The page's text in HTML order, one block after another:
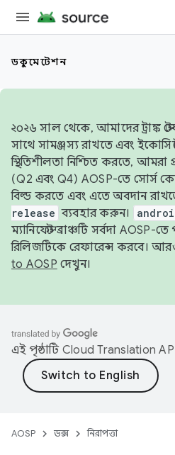
ডকুমেন্টেশন
২০২৬ সাল থেকে, আমাদের ট্রাঙ্ক
সাথে সামঞ্জস্য রাখতে এবং
স্থিতিশীলতা নিশ্চিত করতে, আমরা
(Q2 এবং Q4) AOSP-তে সোর্স
বিল্ড করতে এবং এতে অবদান
release ব্যবহার করুন।
ম্যানিফেস্ট ব্রাঞ্চটি সর্বদা AOSP-
রিলিজটিকে রেফারেন্স করবে।
to AOSP দেখুন।
এই পৃষ্ঠাটি Cloud Translation
AOSP ডক্স নিরাপত্তা